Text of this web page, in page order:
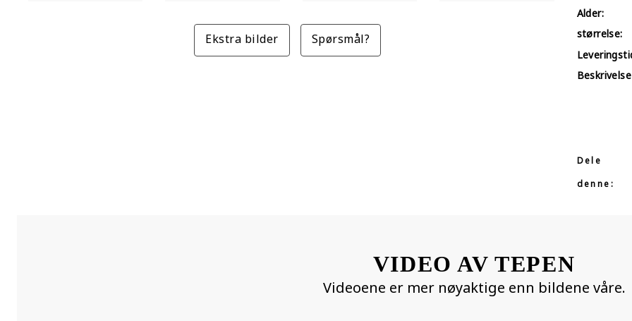
Ekstra bilder Spørsmål?
Alder:
størrelse:
Beskrivelse
Dele
denne:
VIDEO AV TEPEN
Videoene er mer nøyaktige enn bildene våre.